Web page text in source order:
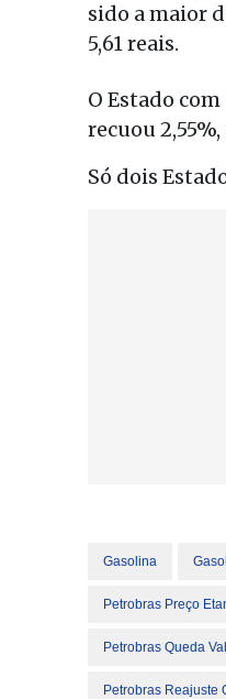
sido a maior
5,61 reais.
O Estado
recuou
Só dois
Gasolina
Petrobras Preço
Petrobras Queda
Petrobras Reajuste